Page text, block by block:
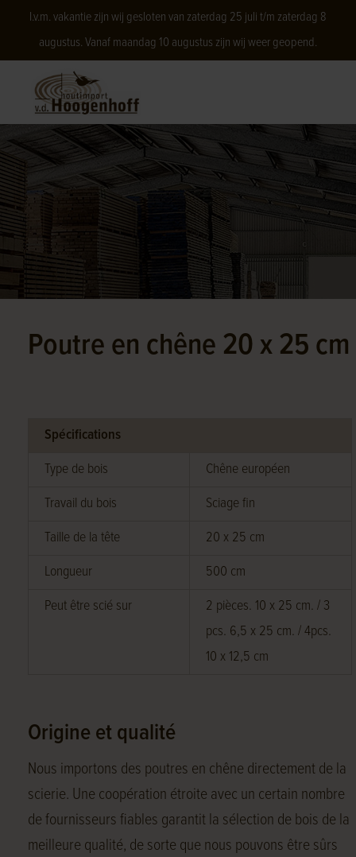
I.v.m. vakantie zijn wij gesloten van zaterdag 25 juli t/m zaterdag 8
augustus. Vanaf maandag 10 augustus zijn wij weer geopend.
Poutre en chêne 20 x 25 cm
Spécifications
Type de bois
Chêne européen
Travail du bois
Sciage fin
Taille de la tête
20 x 25 cm
Longueur
500 cm
Peut être scié sur
2 pièces. 10 x 25 cm. / 3
pcs. 6,5 x 25 cm. / 4pcs.
10 x 12,5 cm
Origine et qualité
Nous importons des poutres en chêne directement de la
scierie. Une coopération étroite avec un certain nombre
de fournisseurs fiables garantit la sélection de bois de la
meilleure qualité, de sorte que nous pouvons être sûrs